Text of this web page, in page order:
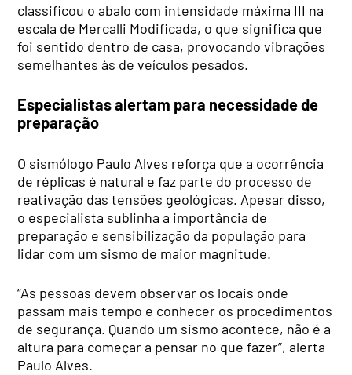
classificou o abalo com intensidade máxima III na
escala de Mercalli Modificada, o que significa que
foi sentido dentro de casa, provocando vibrações
semelhantes às de veículos pesados.
Especialistas alertam para necessidade de
preparação
O sismólogo Paulo Alves reforça que a ocorrência
de réplicas é natural e faz parte do processo de
reativação das tensões geológicas. Apesar disso,
o especialista sublinha a importância de
preparação e sensibilização da população para
lidar com um sismo de maior magnitude.
“As pessoas devem observar os locais onde
passam mais tempo e conhecer os procedimentos
de segurança. Quando um sismo acontece, não é a
altura para começar a pensar no que fazer”, alerta
Paulo Alves.